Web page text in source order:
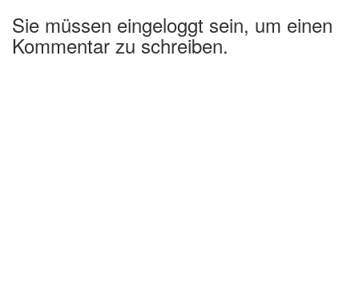
Sie müssen eingeloggt sein, um einen
Kommentar zu schreiben.